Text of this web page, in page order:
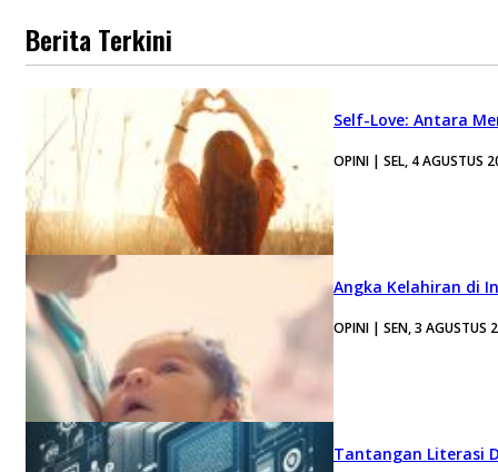
Berita Terkini
Self-Love: Antara
OPINI | SEL, 4 AGUSTUS
Angka Kelahiran di
OPINI | SEN, 3 AGUSTUS
Tantangan Literasi